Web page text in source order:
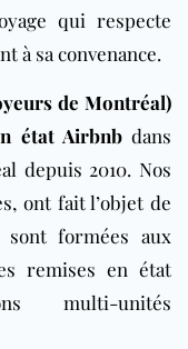
qui respecte
à sa convenance.
de Montréal)
état Airbnbdans
depuis 2010. Nos
ont fait l’objet de
sont formées aux
remises en état
multi-unités